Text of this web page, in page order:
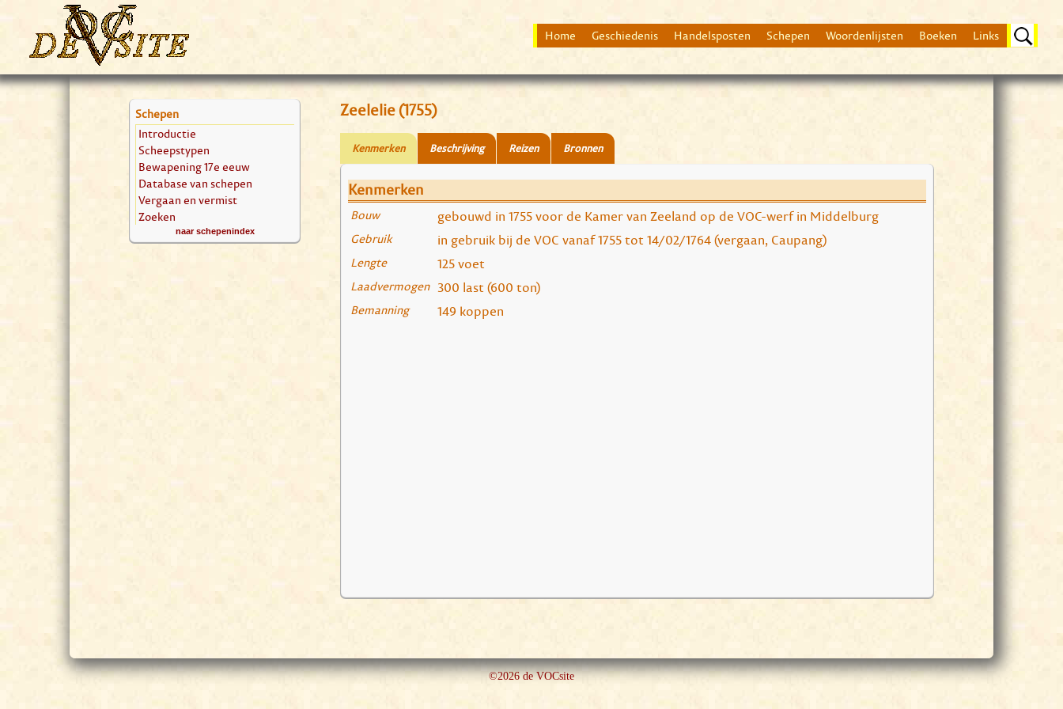
Home Geschiedenis Handelsposten Schepen Woordenlijsten Boeken Links
Schepen
Introductie
Scheepstypen
Bewapening 17e eeuw
Database van schepen
Vergaan en vermist
Zoeken
naar schepenindex
Zeelelie (1755)
Kenmerken Beschrijving Reizen Bronnen
Kenmerken
Bouw gebouwd in 1755 voor de Kamer van Zeeland op de VOC-werf in Middelburg
Gebruik in gebruik bij de VOC vanaf 1755 tot 14/02/1764 (vergaan, Caupang)
Lengte 125 voet
Laadvermogen 300 last (600 ton)
Bemanning 149 koppen
©2026 de VOCsite